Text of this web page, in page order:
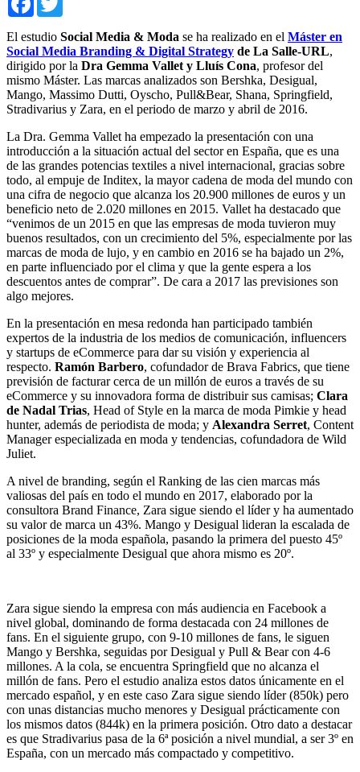
El estudio Social Media & Moda se ha realizado en el Máster en
Social Media Branding & Digital Strategy de La Salle-URL,
dirigido por la Dra Gemma Vallet y Lluís Cona, profesor del
mismo Máster. Las marcas analizados son Bershka, Desigual,
Mango, Massimo Dutti, Oyscho, Pull&Bear, Shana, Springfield,
Stradivarius y Zara, en el periodo de marzo y abril de 2016.
La Dra. Gemma Vallet ha empezado la presentación con una
introducción a la situación actual del sector en España, que es una
de las grandes potencias textiles a nivel internacional, gracias sobre
todo, al empuje de Inditex, la mayor cadena de moda del mundo con
una cifra de negocio que alcanza los 20.900 millones de euros y un
beneficio neto de 2.020 millones en 2015. Vallet ha destacado que
“venimos de un 2015 en que las empresas de moda tuvieron muy
buenos resultados, con un crecimiento del 5%, especialmente por las
marcas de moda de lujo, y en cambio en 2016 se ha bajado un 2%,
en parte influenciado por el clima y que la gente espera a los
descuentos antes de comprar”. De cara a 2017 las previsiones son
algo mejores.
En la presentación en mesa redonda han participado también
expertos de la industria de los medios de comunicación, influencers
y startups de eCommerce para dar su visión y experiencia al
respecto. Ramón Barbero, cofundador de Brava Fabrics, que tiene
previsión de facturar cerca de un millón de euros a través de su
eCommerce y su innovadora forma de distribuir sus camisas; Clara
de Nadal Trias, Head of Style en la marca de moda Pimkie y head
hunter, además de periodista de moda; y Alexandra Serret, Content
Manager especializada en moda y tendencias, cofundadora de Wild
Juliet.
A nivel de branding, según el Ranking de las cien marcas más
valiosas del país en todo el mundo en 2017, elaborado por la
consultora Brand Finance, Zara sigue siendo el líder y ha aumentado
su valor de marca un 43%. Mango y Desigual lideran la escalada de
posiciones de la moda española, pasando la primera del puesto 45º
al 33º y especialmente Desigual que ahora mismo es 20º.
Zara sigue siendo la empresa con más audiencia en Facebook a
nivel global, dominando de forma destacada con 24 millones de
fans. En el siguiente grupo, con 9-10 millones de fans, le siguen
Mango y Bershka, seguidas por Desigual y Pull & Bear con 4-6
millones. A la cola, se encuentra Springfield que no alcanza el
millón de fans. Pero el estudio analiza estos datos únicamente en el
mercado español, y en este caso Zara sigue siendo líder (850k) pero
con unas distancias mucho menores y Desigual prácticamente con
los mismos datos (844k) en la primera posición. Otro dato a destacar
es que Stradivarius pasa de la 6ª posición a nivel mundial, a ser 3º en
España, con un mercado más compactado y competitivo.